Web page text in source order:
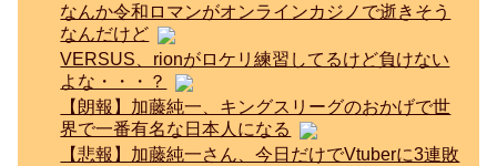
なんか令和ロマンがオンラインカジノで逝きそう
なんだけど
VERSUS、rionがロケリ練習してるけど負けない
よな・・・？
【朗報】加藤純一、キングスリーグのおかげで世
界で一番有名な日本人になる
【悲報】加藤純一さん、今日だけでVtuberに3連敗